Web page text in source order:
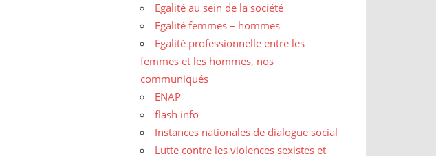
Egalité au sein de la société
Egalité femmes – hommes
Egalité professionnelle entre les
femmes et les hommes, nos
communiqués
ENAP
flash info
Instances nationales de dialogue social
Lutte contre les violences sexistes et